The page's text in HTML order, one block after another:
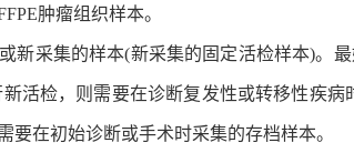
肿瘤组织样本。
新采集的样本(新采集的固定活检样本)。
活检，则需要在诊断复发性或转移性疾
要在初始诊断或手术时采集的存档样本。